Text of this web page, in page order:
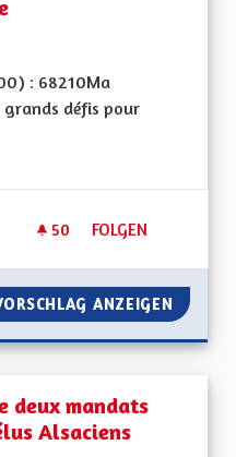
: 68210Ma
défis pour
50 50 FOLLOWER
FOLGEN
AVANTAGES DE
ANZEIGEN
deux mandats
Alsaciens